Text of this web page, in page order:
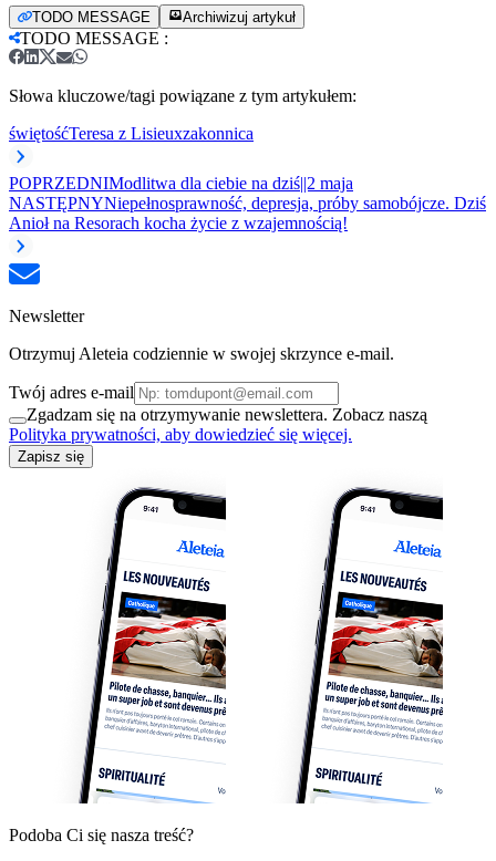
TODO MESSAGE Archiwizuj artykuł
TODO MESSAGE :
Słowa kluczowe/tagi powiązane z tym artykułem:
świętośćTeresa z Lisieuxzakonnica
POPRZEDNIModlitwa dla ciebie na dziś||2 maja
NASTĘPNYNiepełnosprawność, depresja, próby samobójcze. Dziś
Anioł na Resorach kocha życie z wzajemnością!
Newsletter
Otrzymuj Aleteia codziennie w swojej skrzynce e-mail.
Twój adres e-mail
Zgadzam się na otrzymywanie newslettera. Zobacz naszą
Polityka prywatności, aby dowiedzieć się więcej.
Zapisz się
Podoba Ci się nasza treść?